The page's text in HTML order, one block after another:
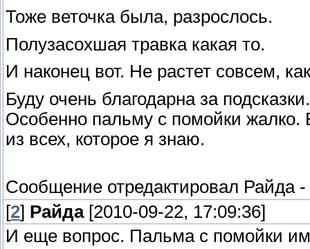
Тоже веточка была, разрослось.
Полузасохшая травка какая то.
И наконец вот. Не растет совсем,
Буду очень благодарна за
Особенно пальму с помойки жалко.
из всех, которое я знаю.
Сообщение отредактировал Райда -
[2] Райда[2010-09-22, 17:09:36]
И еще вопрос. Пальма с помойки